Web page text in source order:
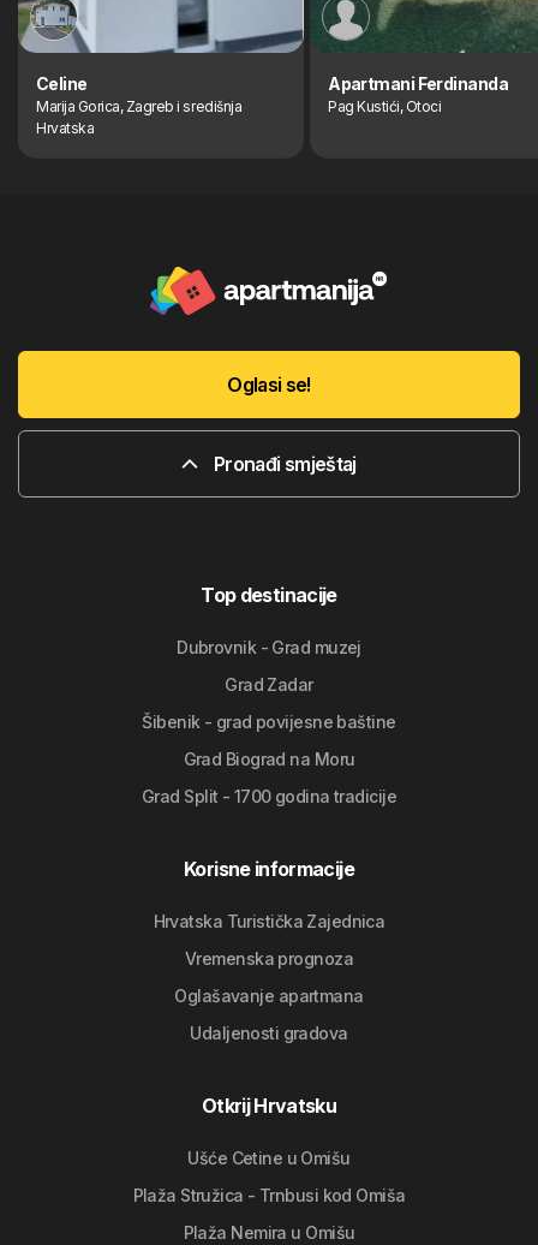
Celine
Marija Gorica, Zagreb i središnja
Hrvatska
Apartmani Ferdinanda
Pag Kustići, Otoci
Oglasi se!
Pronađi smještaj
Top destinacije
Dubrovnik - Grad muzej
Grad Zadar
Šibenik - grad povijesne baštine
Grad Biograd na Moru
Grad Split - 1700 godina tradicije
Korisne informacije
Hrvatska Turistička Zajednica
Vremenska prognoza
Oglašavanje apartmana
Udaljenosti gradova
Otkrij Hrvatsku
Ušće Cetine u Omišu
Plaža Stružica - Trnbusi kod Omiša
Plaža Nemira u Omišu